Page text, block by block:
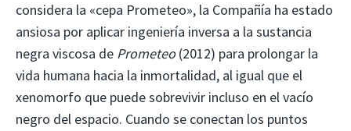
considera la «cepa Prometeo», la Compañía ha estado
ansiosa por aplicar ingeniería inversa a la sustancia
negra viscosa de Prometeo(2012) para prolongar la
vida humana hacia la inmortalidad, al igual que el
xenomorfo que puede sobrevivir incluso en el vacío
negro del espacio. Cuando se conectan los puntos